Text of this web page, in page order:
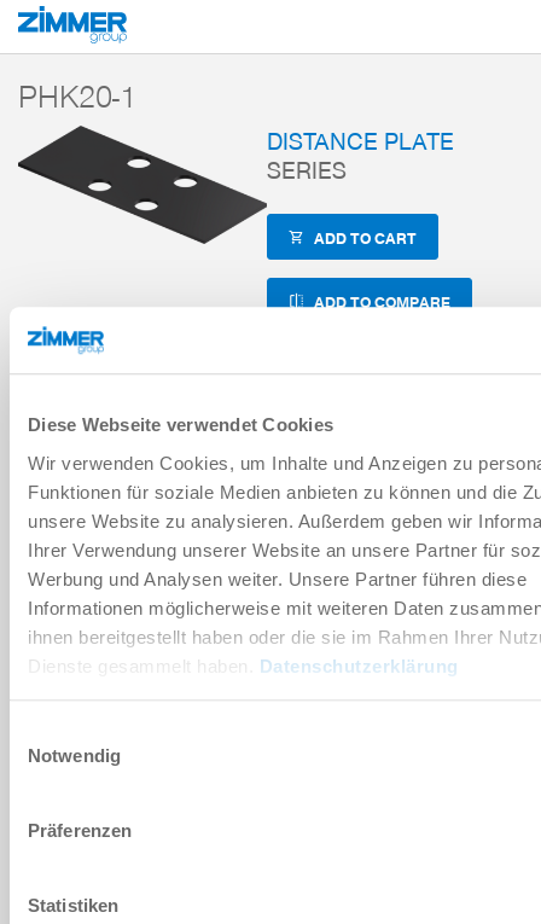
Diese Webseite verwendet Cookies
Wir verwenden Cookies, um Inhalte und Anzeigen zu
Funktionen für soziale Medien anbieten zu können und die
unsere Website zu analysieren. Außerdem geben wir
Ihrer Verwendung unserer Website an unsere Partner für
Werbung und Analysen weiter. Unsere Partner führen diese
Informationen möglicherweise mit weiteren Daten
ihnen bereitgestellt haben oder die sie im Rahmen Ihrer
Dienste gesammelt haben. Datenschutzerklärung
Notwendig
Präferenzen
Statistiken
Start Products
PHK20-1
DISTANCE PLATE
SERIES
ADD TO CART
ADD TO COMPARE
Technical Data
DOWNLOADS
Download CAD data